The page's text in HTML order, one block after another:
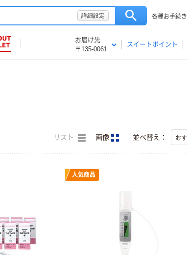
詳細設定 各種お手続き
お届け先
〒135-0061
スイートポイント
リスト 画像 並べ替え：
人気商品